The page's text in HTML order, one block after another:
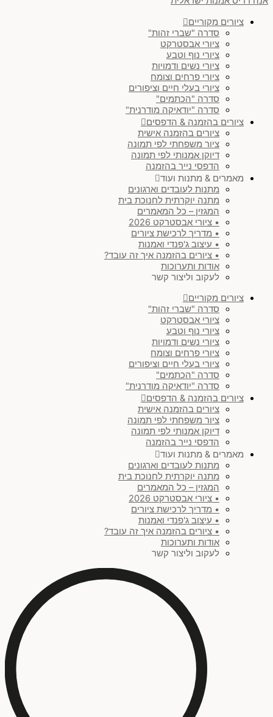
ציורים מקוריים
סדרה "שברי זהות"
ציורי אבסטרקט
ציורי נוף וטבע
ציורי נשים ודמויות
ציורי פרחים וצומח
ציורי בעלי חיים וציפורים
סדרה "הכתמים"
סדרה "יודאיקה מודרנית"
ציורים בהזמנה & הדפסים
ציורים בהזמנה אישית
ציור משפחתי לפי תמונה
דיוקן אמנותי לפי תמונה
הדפסי נייר בהזמנה
מאמרים & מתנות ועוד
מתנות לעובדים וארגונים
מתנה יוקרתית לחנוכת בית
המגזין – כל המאמרים
• ציורי אבסטרקט 2026
• מדריך לרכישת ציורים
• עיצוב ג'פנדי ואמנות
• ציורים בהזמנה איך זה עובד?
אודות ותערוכות
לעקוב וליצור קשר
ציורים מקוריים
סדרה "שברי זהות"
ציורי אבסטרקט
ציורי נוף וטבע
ציורי נשים ודמויות
ציורי פרחים וצומח
ציורי בעלי חיים וציפורים
סדרה "הכתמים"
סדרה "יודאיקה מודרנית"
ציורים בהזמנה & הדפסים
ציורים בהזמנה אישית
ציור משפחתי לפי תמונה
דיוקן אמנותי לפי תמונה
הדפסי נייר בהזמנה
מאמרים & מתנות ועוד
מתנות לעובדים וארגונים
מתנה יוקרתית לחנוכת בית
המגזין – כל המאמרים
• ציורי אבסטרקט 2026
• מדריך לרכישת ציורים
• עיצוב ג'פנדי ואמנות
• ציורים בהזמנה איך זה עובד?
אודות ותערוכות
לעקוב וליצור קשר